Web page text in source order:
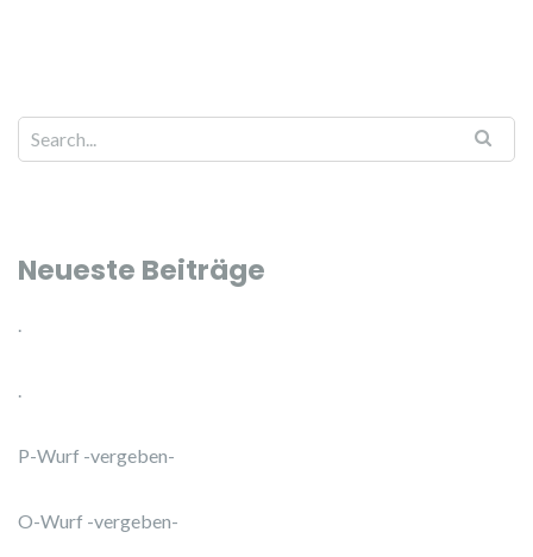
Neueste Beiträge
.
.
P-Wurf -vergeben-
O-Wurf -vergeben-